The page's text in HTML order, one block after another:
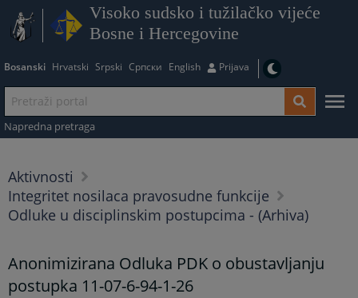
Visoko sudsko i tužilačko vijeće
Bosne i Hercegovine
Bosanski Hrvatski Srpski Српски English Prijava
Napredna pretraga
Aktivnosti
Integritet nosilaca pravosudne funkcije
Odluke u disciplinskim postupcima - (Arhiva)
Anonimizirana Odluka PDK o obustavljanju
postupka 11-07-6-94-1-26